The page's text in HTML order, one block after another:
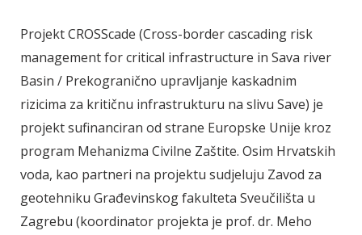
Projekt CROSScade (Cross-border cascading risk
management for critical infrastructure in Sava river
Basin / Prekogranično upravljanje kaskadnim
rizicima za kritičnu infrastrukturu na slivu Save) je
projekt sufinanciran od strane Europske Unije kroz
program Mehanizma Civilne Zaštite. Osim Hrvatskih
voda, kao partneri na projektu sudjeluju Zavod za
geotehniku Građevinskog fakulteta Sveučilišta u
Zagrebu (koordinator projekta je prof. dr. Meho